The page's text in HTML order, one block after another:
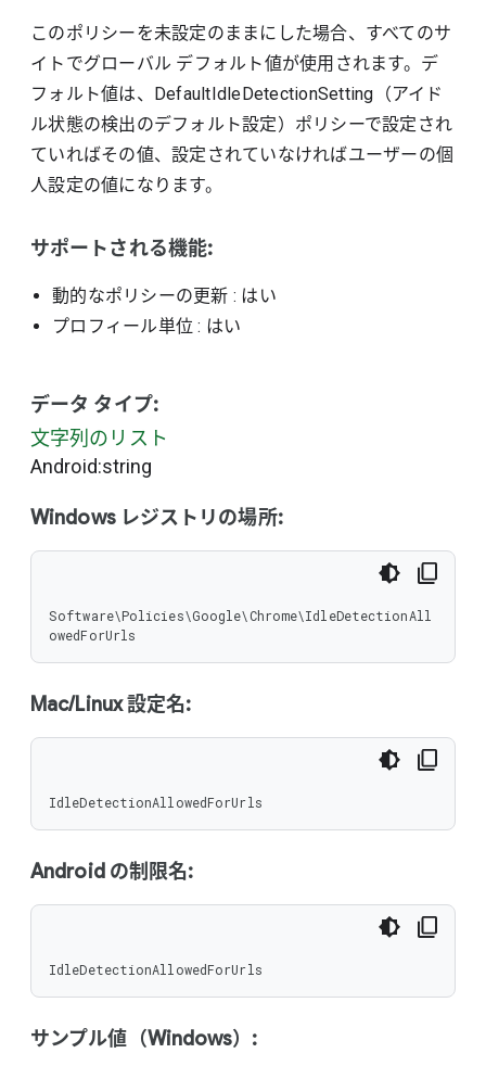
このポリシーを未設定のままにした場合、すべてのサ
イトでグローバル デフォルト値が使用されます。デ
フォルト値は、DefaultIdleDetectionSetting（アイド
ル状態の検出のデフォルト設定）ポリシーで設定され
ていればその値、設定されていなければユーザーの個
人設定の値になります。
サポートされる機能:
動的なポリシーの更新 : はい
プロフィール単位 : はい
データ タイプ:
文字列のリスト
Android:string
Windows レジストリの場所:
Software\Policies\Google\Chrome\IdleDetectionAll
owedForUrls
Mac/Linux 設定名:
IdleDetectionAllowedForUrls
Android の制限名:
IdleDetectionAllowedForUrls
サンプル値（Windows）: